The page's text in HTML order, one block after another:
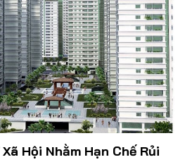
Hội Nhằm Hạn Chế Rủi